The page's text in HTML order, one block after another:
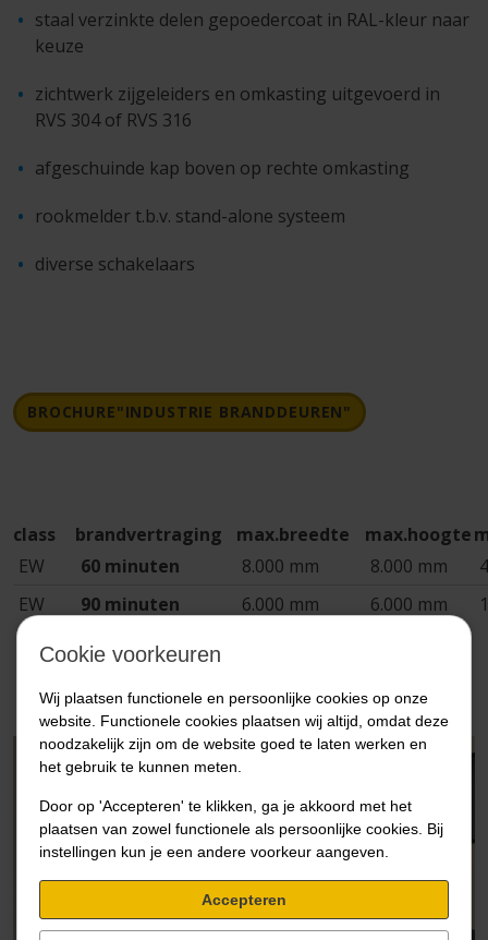
staal verzinkte delen gepoedercoat in RAL-kleur naar
keuze
zichtwerk zijgeleiders en omkasting uitgevoerd in
RVS 304 of RVS 316
afgeschuinde kap boven op rechte omkasting
rookmelder t.b.v. stand-alone systeem
diverse schakelaars
BROCHURE"INDUSTRIE BRANDDEUREN"
class brandvertraging max.breedte max.hoogte
EW
60 minuten 8.000 mm 8.000 mm
EW
90 minuten 6.000 mm 6.000 mm
Cookie voorkeuren
Wij plaatsen functionele en persoonlijke cookies op onze
website. Functionele cookies plaatsen wij altijd, omdat deze
noodzakelijk zijn om de website goed te laten werken en
het gebruik te kunnen meten.
Door op 'Accepteren' te klikken, ga je akkoord met het
plaatsen van zowel functionele als persoonlijke cookies. Bij
instellingen kun je een andere voorkeur aangeven.
Accepteren